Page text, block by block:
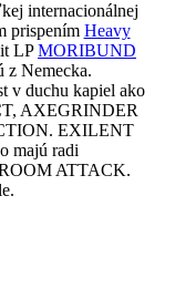
internacionálnej
prispením Heavy
LPMORIBUND
z Nemecka.
v duchu kapiel ako
AXEGRINDER
EXILENT
majú radi
ATTACK.